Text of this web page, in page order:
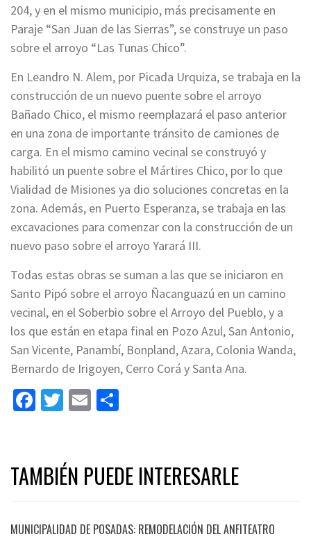
204, y en el mismo municipio, más precisamente en
Paraje “San Juan de las Sierras”, se construye un paso
sobre el arroyo “Las Tunas Chico”.
En Leandro N. Alem, por Picada Urquiza, se trabaja en la
construcción de un nuevo puente sobre el arroyo
Bañado Chico, el mismo reemplazará el paso anterior
en una zona de importante tránsito de camiones de
carga. En el mismo camino vecinal se construyó y
habilitó un puente sobre el Mártires Chico, por lo que
Vialidad de Misiones ya dio soluciones concretas en la
zona. Además, en Puerto Esperanza, se trabaja en las
excavaciones para comenzar con la construcción de un
nuevo paso sobre el arroyo Yarará III.
Todas estas obras se suman a las que se iniciaron en
Santo Pipó sobre el arroyo Ñacanguazú en un camino
vecinal, en el Soberbio sobre el Arroyo del Pueblo, y a
los que están en etapa final en Pozo Azul, San Antonio,
San Vicente, Panambí, Bonpland, Azara, Colonia Wanda,
Bernardo de Irigoyen, Cerro Corá y Santa Ana.
Facebook
Twitter
Email
TAMBIÉN PUEDE INTERESARLE
MUNICIPALIDAD DE POSADAS: REMODELACIÓN DEL ANFITEATRO